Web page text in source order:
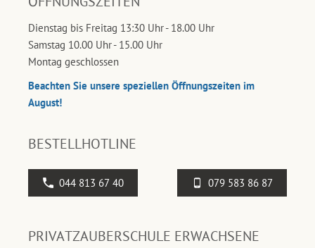
Dienstag bis Freitag 13:30 Uhr - 18.00 Uhr
Samstag 10.00 Uhr - 15.00 Uhr
Montag geschlossen
Beachten Sie unsere speziellen Öffnungszeiten im
August!
BESTELLHOTLINE
044 813 67 40 079 583 86 87
PRIVATZAUBERSCHULE ERWACHSENE